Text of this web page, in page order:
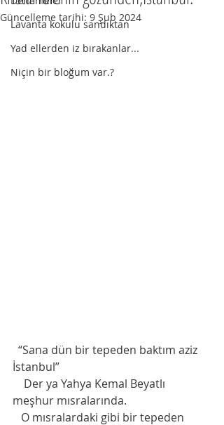
Lavanta kokulu sandıktan
Yad ellerden iz bırakanlar...
Niçin bir bloğum var.?
Güncelleme tarihi: 9 Şub 2024
“Sana dün bir tepeden baktım aziz
İstanbul”
Der ya Yahya Kemal Beyatlı
meşhur mısralarında.